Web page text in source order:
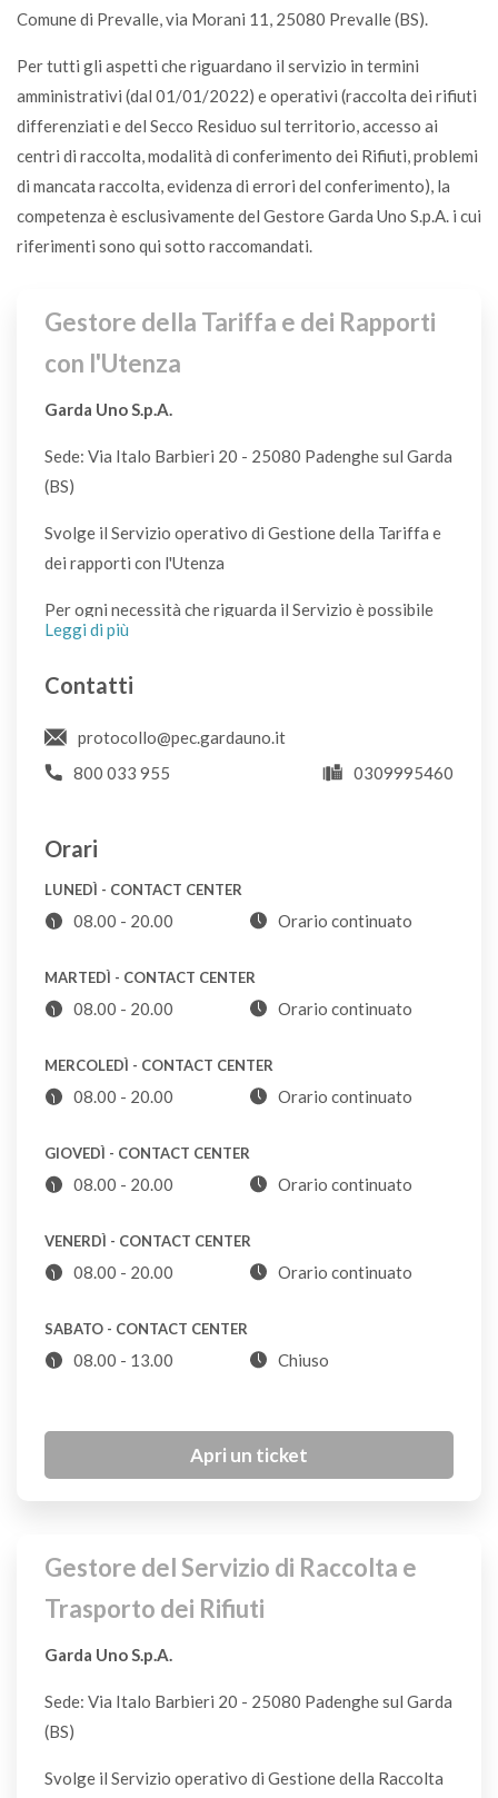
U
Alimenti per animali (crocchette e sim.)
U
Altoparlanti
CDR
Antiparassitari*
CDR
Apparecchi elettrici ed elettronici
Appendiabiti in legno
Appendiabiti in plastica
CDR
CDR
Aspirapolvere
CDR
CDR
Astuccio
Comune di Prevalle, via Morani 11, 25080 Prevalle (BS).
Per tutti gli aspetti che riguardano il servizio in termini
amministrativi (dal 01/01/2022) e operativi (raccolta dei rifiuti
differenziati e del Secco Residuo sul territorio, accesso ai
centri di raccolta, modalità di conferimento dei Rifiuti, problemi
di mancata raccolta, evidenza di errori del conferimento), la
competenza è esclusivamente del Gestore Garda Uno S.p.A. i cui
riferimenti sono qui sotto raccomandati.
Gestore della Tariffa e dei Rapporti
con l'Utenza
Garda Uno S.p.A.
Sede: Via Italo Barbieri 20 - 25080 Padenghe sul Garda
(BS)
Svolge il Servizio operativo di Gestione della Tariffa e
dei rapporti con l'Utenza
Per ogni necessità che riguarda il Servizio è possibile
utilizzare il sistema di supporto all'Utenza cliccando
breve tempo possibile compatibilmente con il problema
riscontrato: vi sono situazioni che non consentono una
celere risposta in quanto devono essere verificate le
Si raccomanda, all'apertura del ticket, di non utilizzare
possa ricevere anche da caselle postali elettroniche
non certificate. Nel caso sia necessario utilizzare
al nostro recapito PEC sotto indicato.
Leggi di più
Contatti
protocollo@pec.gardauno.it
800 033 955
0309995460
Orari
LUNEDÌ - CONTACT CENTER
08.00 - 20.00 Orario continuato
MARTEDÌ - CONTACT CENTER
08.00 - 20.00 Orario continuato
MERCOLEDÌ - CONTACT CENTER
08.00 - 20.00 Orario continuato
GIOVEDÌ - CONTACT CENTER
08.00 - 20.00 Orario continuato
VENERDÌ - CONTACT CENTER
08.00 - 20.00 Orario continuato
SABATO - CONTACT CENTER
08.00 - 13.00 Chiuso
Apri un ticket
Gestore del Servizio di Raccolta e
Trasporto dei Rifiuti
Garda Uno S.p.A.
Sede: Via Italo Barbieri 20 - 25080 Padenghe sul Garda
(BS)
Svolge il Servizio operativo di Gestione della Raccolta